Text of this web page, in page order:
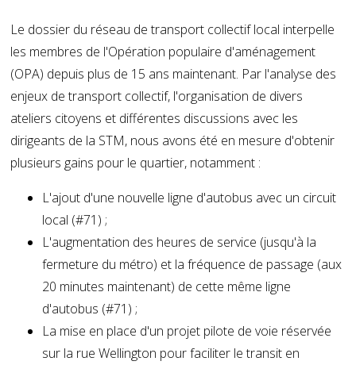
Le dossier du réseau de transport collectif local interpelle
les membres de l'Opération populaire d'aménagement
(OPA) depuis plus de 15 ans maintenant. Par l'analyse des
enjeux de transport collectif, l'organisation de divers
ateliers citoyens et différentes discussions avec les
dirigeants de la STM, nous avons été en mesure d'obtenir
plusieurs gains pour le quartier, notamment :
L'ajout d'une nouvelle ligne d'autobus avec un circuit
local (#71) ;
L'augmentation des heures de service (jusqu'à la
fermeture du métro) et la fréquence de passage (aux
20 minutes maintenant) de cette même ligne
d'autobus (#71) ;
La mise en place d'un projet pilote de voie réservée
sur la rue Wellington pour faciliter le transit en